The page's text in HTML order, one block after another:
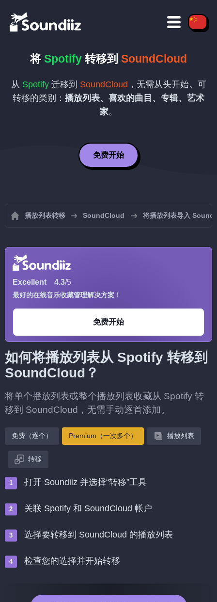
将 Spotify 转移到 SoundCloud
从 Spotify迁移到 SoundCloud ，无需从头开始。可
转移的类别： 播放列表、喜欢的曲目、专辑、艺术
家。
免费开始
播放列表转移 SoundCloud 将播放列表导入
Excellent 4.3/5
最好的在线音乐收藏管理解决方案！
免费开始
如何将播放列表从 Spotify 转移到
SoundCloud？
将单个播放列表或整个播放列表收藏从 Spotify 转
移到 SoundCloud，无需手动逐首添加。
免费（逐个） Premium（一次多个） 播放列表
转移
打开 Soundiiz 并选择“转移”工具
关联 Spotify 和 SoundCloud 帐户
选择要转移到 SoundCloud 的播放列表
检查您的选择并开始转移